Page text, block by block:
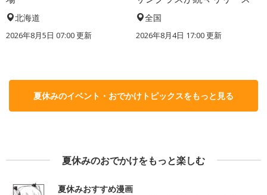
北海道
2026年8月5日 07:00更新
全国
2026年8月4日 17:00更新
夏休みのイベント・おでかけトピックスをもっと見る
夏休みのおでかけをもっと楽しむ
夏休みおすすめ漫画